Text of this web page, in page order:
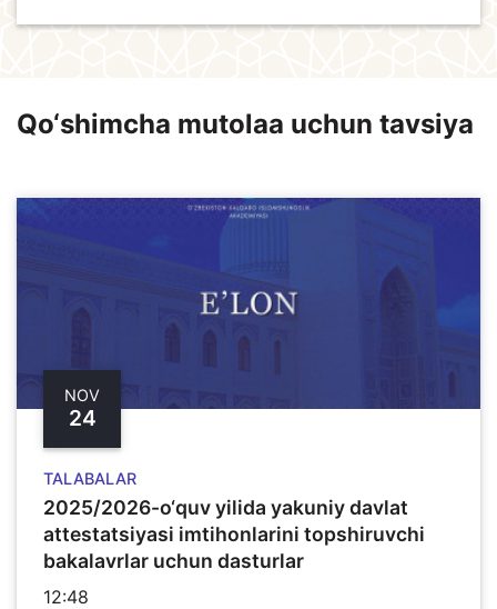
Qo‘shimcha mutolaa uchun tavsiya
NOV
24
TALABALAR
2025/2026-o‘quv yilida yakuniy davlat
attestatsiyasi imtihonlarini topshiruvchi
bakalavrlar uchun dasturlar
12:48